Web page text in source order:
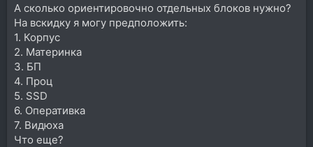
А сколько ориентировочно отдельных блоков нужно?
На вскидку я могу предположить:
1. Корпус
2. Материнка
3. БП
4. Проц
5. SSD
6. Оперативка
7. Видюха
Что еще?